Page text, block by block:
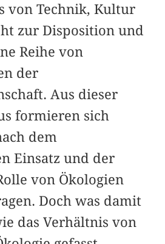
von Technik, Kultur
zur Disposition und
Reihe von
der
Aus dieser
formieren sich
dem
Einsatz und der
von Ökologien
Doch was damit
das Verhältnis von